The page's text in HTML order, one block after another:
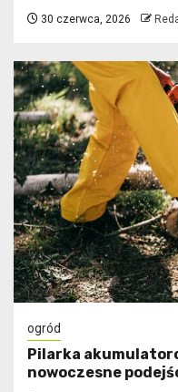
30 czerwca, 2026
ogród
Pilarka
nowoczesne